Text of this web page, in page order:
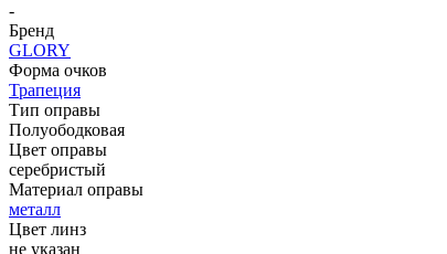
-
Бренд
GLORY
Форма очков
Трапеция
Тип оправы
Полуободковая
Цвет оправы
серебристый
Материал оправы
металл
Цвет линз
не указан